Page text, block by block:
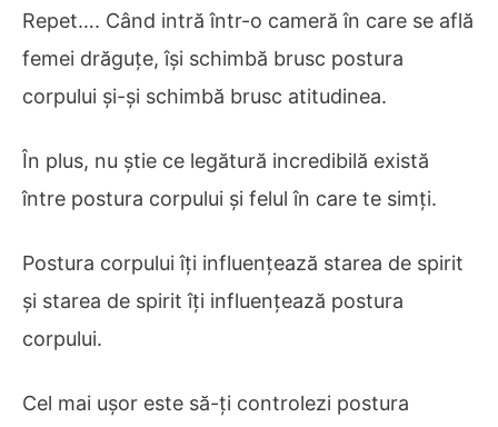
Repet…. Când intră într-o cameră în care se află
femei drăguțe, își schimbă brusc postura
corpului și-și schimbă brusc atitudinea.
În plus, nu știe ce legătură incredibilă există
între postura corpului și felul în care te simți.
Postura corpului îți influențează starea de spirit
și starea de spirit îți influențează postura
corpului.
Cel mai ușor este să-ți controlezi postura